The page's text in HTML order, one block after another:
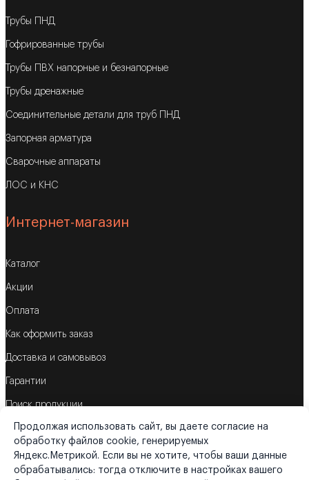
Трубы ПНД
Гофрированные трубы
Трубы ПВХ напорные и безнапорные
Трубы дренажные
Соединительные детали для труб ПНД
Запорная арматура
Сварочные аппараты
ЛОС и КНС
Интернет-магазин
Каталог
Акции
Оплата
Как оформить заказ
Доставка и самовывоз
Гарантии
Поиск продукции
Корзина
Продолжая использовать сайт, вы даете согласие на
обработку файлов cookie, генерируемых
Яндекс.Метрикой. Если вы не хотите, чтобы ваши данные
обрабатывались: тогда отключите в настройках вашего